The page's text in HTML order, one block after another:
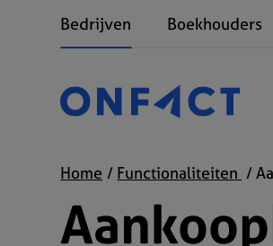
Bedrijven Boekhouders
Home Functionaliteiten